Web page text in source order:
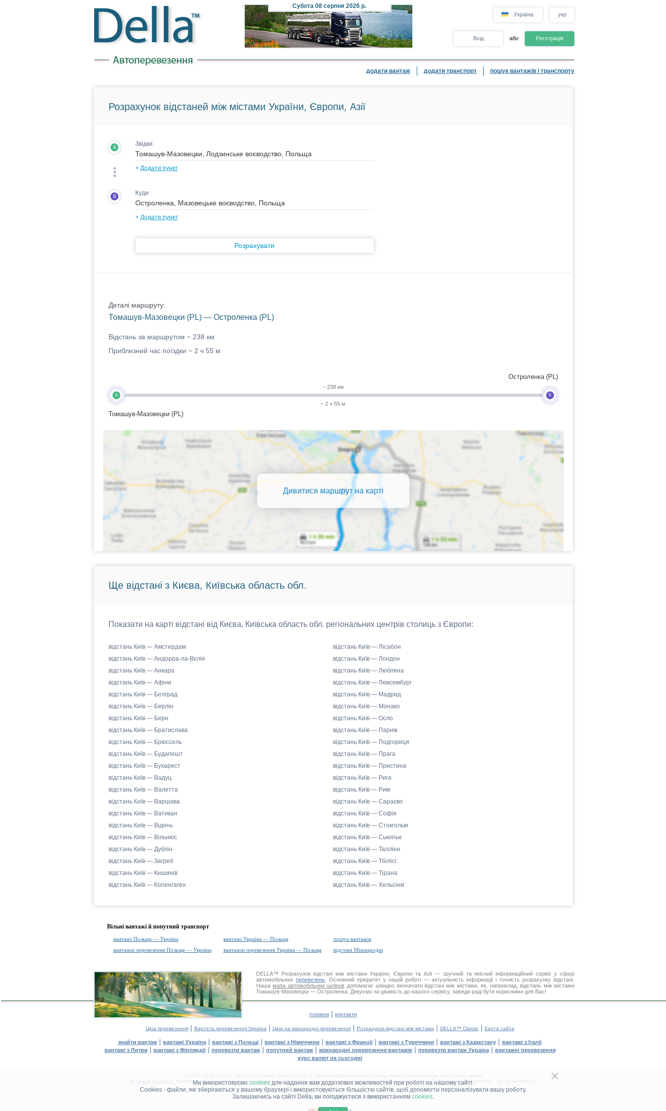
Субота08 серпня 2026 р.
Україна укр
Вхід або Реєстрація
додати вантаж додати транспорт пошук вантажів і транспорту
Ми використовуємо cookiesдля надання вам додаткових можливостей при роботі на нашому сайті.
Cookies - файли, які зберігаються у вашому браузері і використовуються більшістю сайтів, щоб допомогти персоналізувати вашу роботу.
Залишаючись на сайті Della, ви погоджуєтеся з використанням cookies.
Розрахунок відстаней між містами України, Європи, Азії
A Звідки
+ Додати пункт
B Куди
+ Додати пункт
Розрахувати
Деталі маршруту:
Томашув-Мазовецки (PL) — Остроленка (PL)
Відстань за маршрутом ~ 238 км
Приблизний час поїздки ~ 2 ч 55 м
A
Томашув-Мазовецки (PL)
~ 238 км
~ 2 ч 55 м
B
Остроленка (PL)
Дивитися маршрут на карті
Ще відстані з Києва, Київська область обл.
Показати на карті відстані від Києва, Київська область обл. регіональних центрів столиць з Європи:
відстань Київ — Амстердам
відстань Київ — Андорра-ла-Вєлія
відстань Київ — Анкара
відстань Київ — Афіни
відстань Київ — Белград
відстань Київ — Берлін
відстань Київ — Берн
відстань Київ — Братислава
відстань Київ — Брюссель
відстань Київ — Будапешт
відстань Київ — Бухарест
відстань Київ — Вадуц
відстань Київ — Валетта
відстань Київ — Варшава
відстань Київ — Ватикан
відстань Київ — Відень
відстань Київ — Вільнюс
відстань Київ — Дублін
відстань Київ — Загреб
відстань Київ — Кишинів
відстань Київ — Копенгаген
відстань Київ — Лісабон
відстань Київ — Лондон
відстань Київ — Любляна
відстань Київ — Люксембург
відстань Київ — Мадрид
відстань Київ — Монако
відстань Київ — Осло
відстань Київ — Париж
відстань Київ — Подгориця
відстань Київ — Прага
відстань Київ — Пристина
відстань Київ — Рига
відстань Київ — Рим
відстань Київ — Сараєво
відстань Київ — Софія
відстань Київ — Стокгольм
відстань Київ — Ськопье
відстань Київ — Таллінн
відстань Київ — Тбілісі
відстань Київ — Тірана
відстань Київ — Хельсінкі
Вільні вантажі й попутний транспорт
вантажі Польща — Україна вантажі Україна — Польща
пошук вантажів
вантажні перевезення Польща — Україна
вантажні перевезення Україна — Польща відстані Міжнародні
DELLA™ Розрахунок відстані між містами України, Європи та Азії — зручний та якісний інформаційний сервіс у сфері
автомобільнихперевезень . Основний пріоритет у нашій роботі — актуальність інформації і точність розрахунку відстані.
Нашамапа автомобільних шляхів допомагає швидко визначати відстані між містами, як, наприклад, відстань між містами
Томашув-Мазовецки — Остроленка. Дякуємо за цікавість до нашого сервісу, завжди раді бути корисними для Вас!
головна | контакти
Ціна перевезення| Вартість перевезення Україна | Ціни на міжнародні перевезення| Розрахунок відстані між містами | DELLA™ Classic| Карта сайта
знайти вантаж | вантажі Україна | вантажі з Польщі | вантажі з Німеччини | вантажі з Франції| вантажі з Туреччини | вантажі з Казахстану | вантажі з Італії
вантажі з Литви | вантажі з Фінляндії| перевезти вантаж| попутний вантаж| міжнародні перевезення вантажів| перевезти вантаж Україна| вантажні перевезення
курс валют на сьогодні
©1995–2026 DELLA. Все содержание данного сайта, включая оформление и стиль, являются объектами авторского права.
Усі права захищені.
Копіювання та розміщення в інших засобах інформації та інтернет-сайтах без офіційного дозволу 'DELLA™ Вантажні перевезення' - не дозволяється.
ДЕЛЛА® — ВАШІВАНТАЖНІ ПЕРЕВЕЗЕННЯ™!